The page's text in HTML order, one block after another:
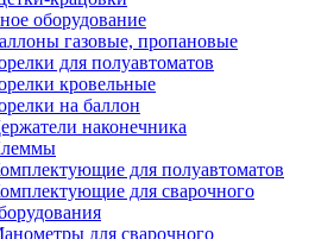
оборудование
газовые, пропановые
для полуавтоматов
кровельные
на баллон
наконечника
для полуавтоматов
для сварочного
для сварочного